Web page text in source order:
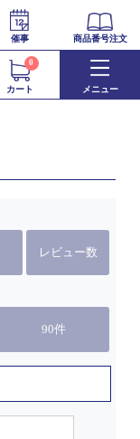
催事 商品番号注文
カート
0
メニュー
レビュー数
90件